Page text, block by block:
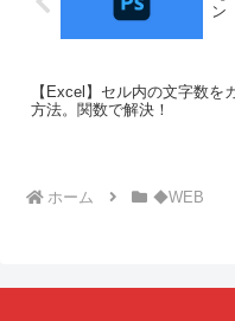
ン
【Excel】セル内の文字数を
方法。関数で解決！
ホーム ◆WEB